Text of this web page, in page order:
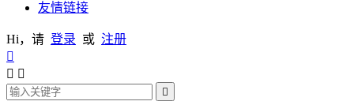
友情链接
Hi，请 登录 或 注册

 
